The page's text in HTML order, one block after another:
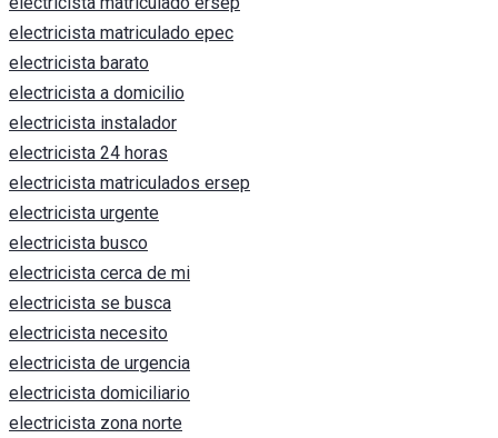
electricista matriculado epec
electricista barato
electricista a domicilio
electricista instalador
electricista 24 horas
electricista matriculados ersep
electricista urgente
electricista busco
electricista cerca de mi
electricista se busca
electricista necesito
electricista de urgencia
electricista domiciliario
electricista zona norte